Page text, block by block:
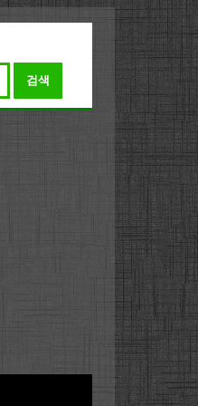
검색